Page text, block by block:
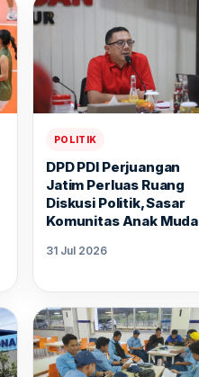
POLITIK
DPD PDI Perjuangan
Jatim Perluas Ruang
Diskusi Politik, Sasar
Komunitas Anak Muda
31 Jul 2026